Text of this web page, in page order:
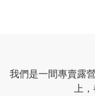
我們是一間專賣露
上